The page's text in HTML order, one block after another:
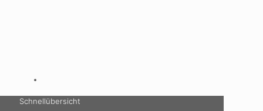
Schnellübersicht